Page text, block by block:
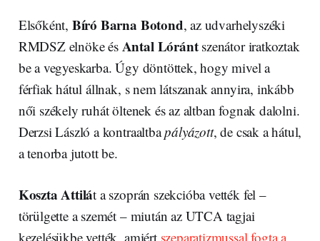
Elsőként, Bíró Barna Botond, az udvarhelyszéki
RMDSZ elnöke és Antal Lórántszenátor iratkoztak
be a vegyeskarba. Úgy döntöttek, hogy mivel a
férfiak hátul állnak, s nem látszanak annyira, inkább
női székely ruhát öltenek és az altban fognak dalolni.
Derzsi László a kontraaltbapályázott, de csak a hátul,
a tenorba jutott be.
Koszta Attilát a szoprán szekcióba vették fel –
törülgette a szemét – miután az UTCA tagjai
kezelésükbe vették, amiért szeparatizmussal fogta a